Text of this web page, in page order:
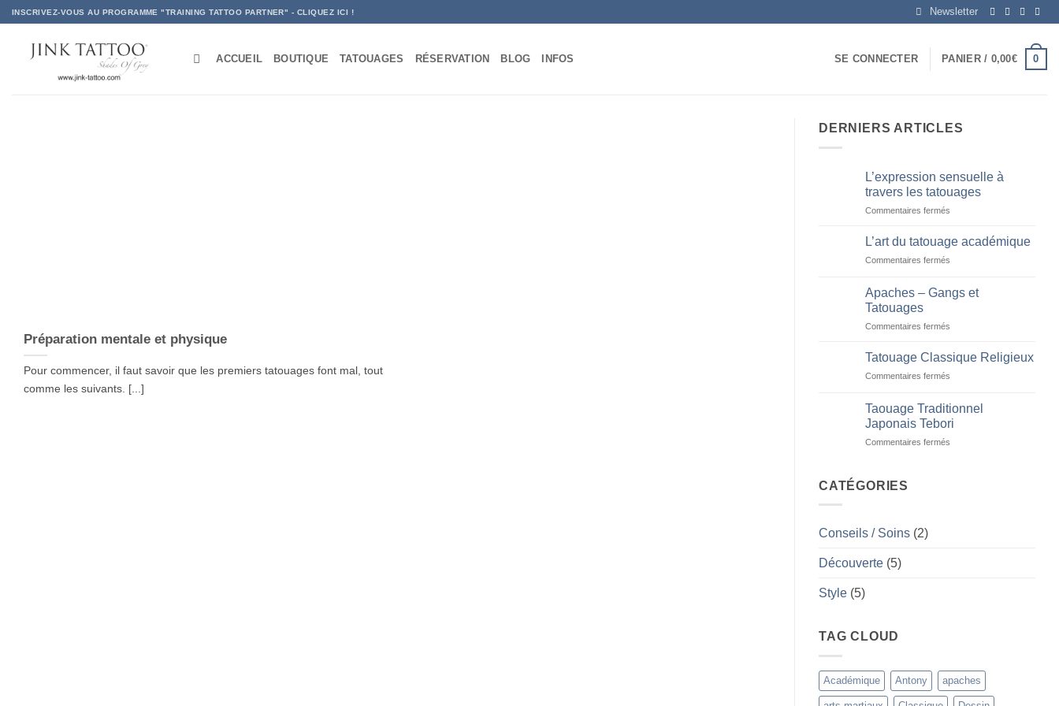
Passer
contenu
INSCRIVEZ-VOUS AU PROGRAMME "TRAINING TATTOO PARTNER" - CLIQUEZ ICI ! Newsletter
ACCUEIL BOUTIQUE TATOUAGES RÉSERVATION BLOG INFOS SE CONNECTER PANIER / 0,00€ 0
Préparation mentale et physique
Pour commencer, il faut savoir que les premiers tatouages font mal, tout
comme les suivants. [...]
DERNIERS ARTICLES
L’expression sensuelle à
travers les tatouages
Commentaires fermés
à
tatouages
L’art du tatouage académique
Commentaires fermés
tatouage
Apaches – Gangs et
Tatouages
Commentaires fermés
–
Gangs
Tatouage Classique Religieux
Commentaires fermés
Classique
Religieux
Taouage Traditionnel
Japonais Tebori
Commentaires fermés
CATÉGORIES
Conseils / Soins (2)
Découverte (5)
Style (5)
TAG CLOUD
Académique Antony apaches